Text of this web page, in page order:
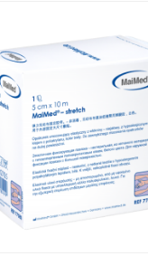
wondzorgproducten